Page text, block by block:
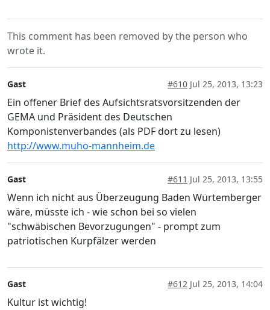
This comment has been removed by the person who
wrote it.
Gast #610 Jul 25, 2013, 13:23
Ein offener Brief des Aufsichtsratsvorsitzenden der
GEMA und Präsident des Deutschen
Komponistenverbandes (als PDF dort zu lesen)
http://www.muho-mannheim.de
Gast #611 Jul 25, 2013, 13:55
Wenn ich nicht aus Überzeugung Baden Würtemberger
wäre, müsste ich - wie schon bei so vielen
"schwäbischen Bevorzugungen" - prompt zum
patriotischen Kurpfälzer werden
Gast #612 Jul 25, 2013, 14:04
Kultur ist wichtig!